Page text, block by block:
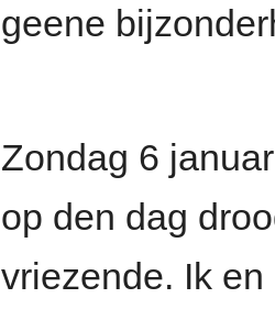
geene
Zondag 6
op den dag
vriezende. Ik